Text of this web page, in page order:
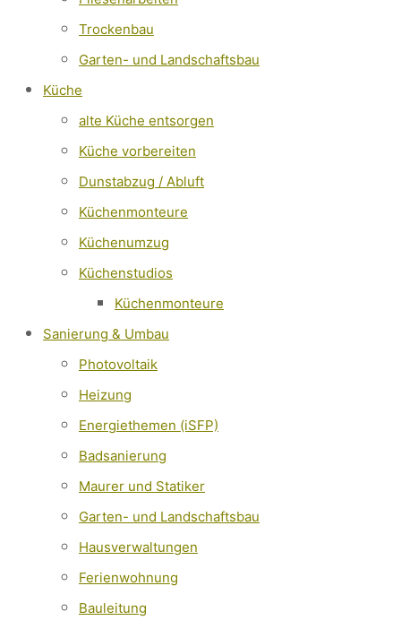
Trockenbau
Garten- und Landschaftsbau
Küche
alte Küche entsorgen
Küche vorbereiten
Dunstabzug / Abluft
Küchenmonteure
Küchenumzug
Küchenstudios
Küchenmonteure
Sanierung & Umbau
Photovoltaik
Heizung
Energiethemen (iSFP)
Badsanierung
Maurer und Statiker
Garten- und Landschaftsbau
Hausverwaltungen
Ferienwohnung
Bauleitung